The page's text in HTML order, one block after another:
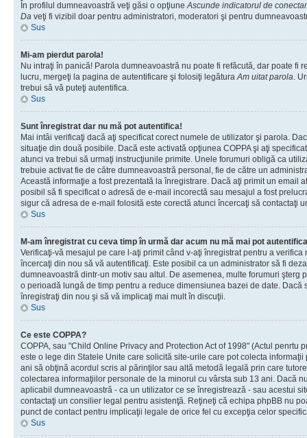
În profilul dumneavoastră veţi găsi o opţiuneAscunde indicatorul de
Da veţi fi vizibil doar pentru administratori, moderatori şi pentru
Sus
Mi-am pierdut parola!
Nu intraţi în panică! Parola dumneavoastră nu poate fi refăcută, dar poate fi
lucru, mergeţi la pagina de autentificare şi folosiţi legăturaAm uitat parola.
trebui să vă puteţi autentifica.
Sus
Sunt înregistrat dar nu mă pot autentifica!
Mai intâi verificaţi dacă aţi specificat corect numele de utilizator şi parola.
situaţie din două posibile. Dacă este activată opţiunea COPPA şi aţi
atunci va trebui să urmaţi instrucţiunile primite. Unele forumuri obligă ca
trebuie activat fie de către dumneavoastră personal, fie de către un
Această informaţie a fost prezentată la înregistrare. Dacă aţi primit un email
posibil să fi specificat o adresă de e-mail incorectă sau mesajul a fost
sigur că adresa de e-mail folosită este corectă atunci încercaţi să contactaţi
Sus
M-am înregistrat cu ceva timp în urmă dar acum nu mă mai pot
Verificaţi-vă mesajul pe care l-aţi primit când v-aţi înregistrat pentru a
încercaţi din nou să vă autentificaţi. Este posibil ca un administrator să fi
dumneavoastră dintr-un motiv sau altul. De asemenea, multe forumuri şterg
o perioadă lungă de timp pentru a reduce dimensiunea bazei de date. Dacă
înregistraţi din nou şi să vă implicaţi mai mult în discuţii.
Sus
Ce este COPPA?
COPPA, sau "Child Online Privacy and Protection Act of 1998" (Actul penrtu
este o lege din Statele Unite care solicită site-urile care pot colecta
ani să obţină acordul scris al părinţilor sau altă metodă legală prin care
colectarea informaţiilor personale de la minorul cu vârsta sub 13 ani. Dacă
aplicabil dumneavoastră - ca un utilizator ce se înregistrează - sau acestui
contactaţi un consilier legal pentru asistenţă. Reţineţi că echipa phpBB nu
punct de contact pentru implicaţii legale de orice fel cu excepţia celor
Sus